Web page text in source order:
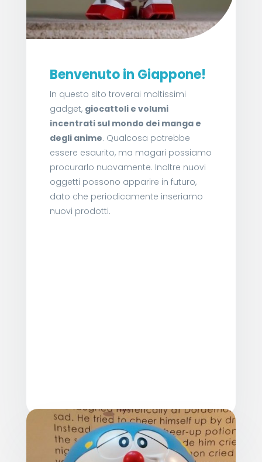
Benvenuto in Giappone!
In questo sito troverai moltissimi
gadget, giocattoli e volumi
incentrati sul mondo dei manga e
degli anime. Qualcosa potrebbe
essere esaurito, ma magari possiamo
procurarlo nuovamente. Inoltre nuovi
oggetti possono apparire in futuro,
dato che periodicamente inseriamo
nuovi prodotti.